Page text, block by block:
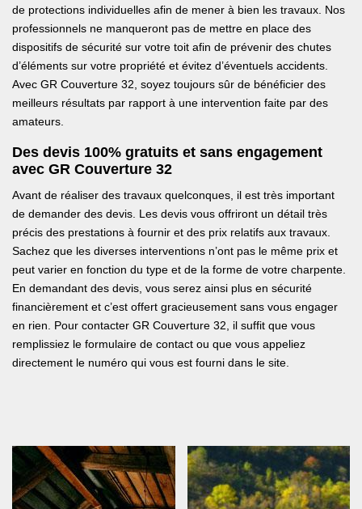
de protections individuelles afin de mener à bien les travaux. Nos
professionnels ne manqueront pas de mettre en place des
dispositifs de sécurité sur votre toit afin de prévenir des chutes
d’éléments sur votre propriété et évitez d’éventuels accidents.
Avec GR Couverture 32, soyez toujours sûr de bénéficier des
meilleurs résultats par rapport à une intervention faite par des
amateurs.
Des devis 100% gratuits et sans engagement
avec GR Couverture 32
Avant de réaliser des travaux quelconques, il est très important
de demander des devis. Les devis vous offriront un détail très
précis des prestations à fournir et des prix relatifs aux travaux.
Sachez que les diverses interventions n’ont pas le même prix et
peut varier en fonction du type et de la forme de votre charpente.
En demandant des devis, vous serez ainsi plus en sécurité
financièrement et c’est offert gracieusement sans vous engager
en rien. Pour contacter GR Couverture 32, il suffit que vous
remplissiez le formulaire de contact ou que vous appeliez
directement le numéro qui vous est fourni dans le site.